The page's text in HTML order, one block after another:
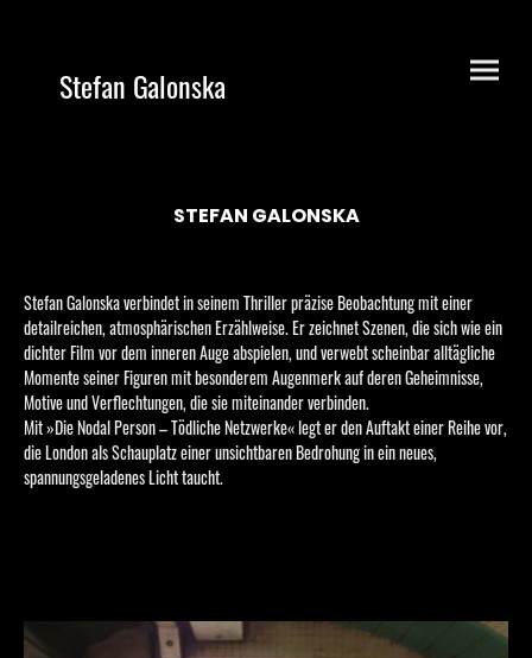
Stefan Galonska
STEFAN GALONSKA
Stefan Galonska verbindet in seinem Thriller präzise Beobachtung mit einer
detailreichen, atmosphärischen Erzählweise. Er zeichnet Szenen, die sich wie ein
dichter Film vor dem inneren Auge abspielen, und verwebt scheinbar alltägliche
Momente seiner Figuren mit besonderem Augenmerk auf deren Geheimnisse,
Motive und Verflechtungen, die sie miteinander verbinden.
Mit »Die Nodal Person – Tödliche Netzwerke« legt er den Auftakt einer Reihe vor,
die London als Schauplatz einer unsichtbaren Bedrohung in ein neues,
spannungsgeladenes Licht taucht.